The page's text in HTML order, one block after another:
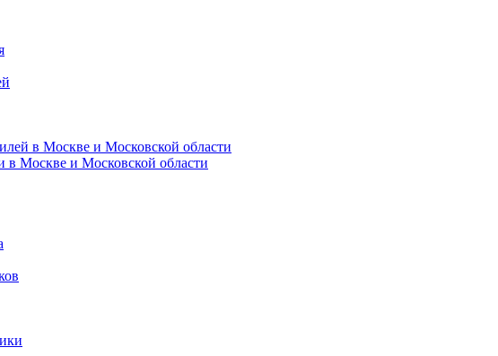
в Москве и Московской области
в Москве и Московской области